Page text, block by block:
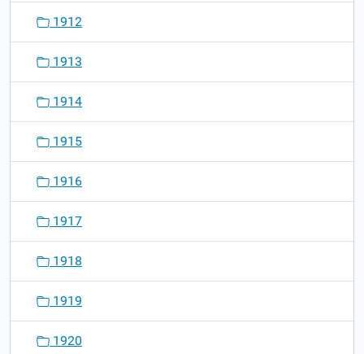
1912
1913
1914
1915
1916
1917
1918
1919
1920